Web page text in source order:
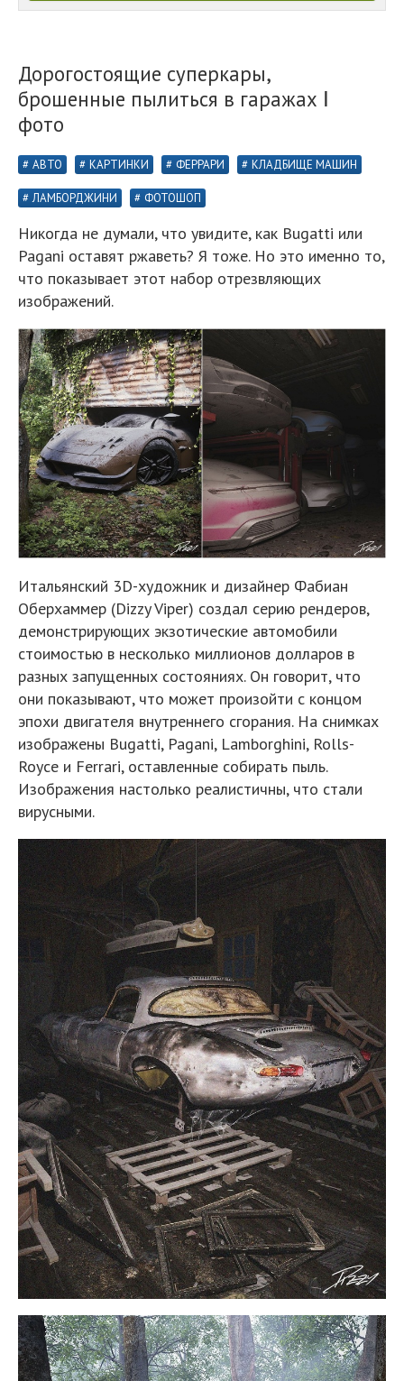
Дорогостоящие суперкары,
брошенные пылиться в гаражах Ⅰ
фото
АВТО КАРТИНКИ ФЕРРАРИ КЛАДБИЩЕ МАШИН
ЛАМБОРДЖИНИ ФОТОШОП
Никогда не думали, что увидите, как Bugatti или
Pagani оставят ржаветь? Я тоже. Но это именно то,
что показывает этот набор отрезвляющих
изображений.
Итальянский 3D-художник и дизайнер Фабиан
Оберхаммер (Dizzy Viper) создал серию рендеров,
демонстрирующих экзотические автомобили
стоимостью в несколько миллионов долларов в
разных запущенных состояниях. Он говорит, что
они показывают, что может произойти с концом
эпохи двигателя внутреннего сгорания. На снимках
изображены Bugatti, Pagani, Lamborghini, Rolls-
Royce и Ferrari, оставленные собирать пыль.
Изображения настолько реалистичны, что стали
вирусными.